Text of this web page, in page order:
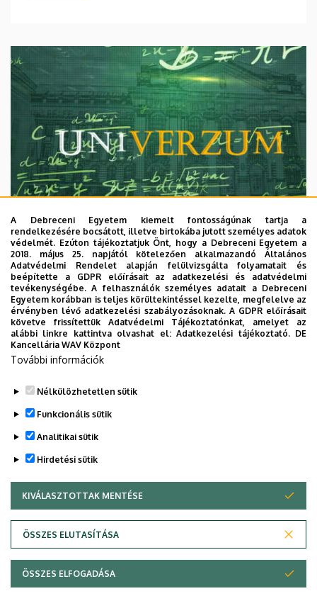
2026. augusztus 7.
Univerzum: A Debreceni Egyetem
titkos receptjei
KUTATÁS TUDOMÁNY
Adatvédelem
Copyright © 2026 Unideb
A Debreceni Egyetem kiemelt fontosságúnak tartja a
rendelkezésére bocsátott, illetve birtokába jutott személyes adatok
védelmét. Ezúton tájékoztatjuk Önt, hogy a Debreceni Egyetem a
2018. május 25. napjától kötelezően alkalmazandó Általános
Adatvédelmi Rendelet alapján felülvizsgálta folyamatait és
beépítette a GDPR előírásait az adatkezelési és adatvédelmi
tevékenységébe. A felhasználók személyes adatait a Debreceni
Egyetem korábban is teljes körültekintéssel kezelte, megfelelve az
érvényben lévő adatkezelési szabályozásoknak. A GDPR előírásait
követve frissítettük Adatvédelmi Tájékoztatónkat, amelyet az
alábbi linkre kattintva olvashat el:Adatkezelési tájékoztató. DE
Kancellária WAV Központ
További információk
Nélkülözhetetlen sütik
Funkcionális sütik
Analitikai sütik
Hirdetési sütik
KIVÁLASZTOTTAK MENTÉSE
ÖSSZES ELUTASÍTÁSA
WITHDRAW CONSENT
ÖSSZES ELFOGADÁSA